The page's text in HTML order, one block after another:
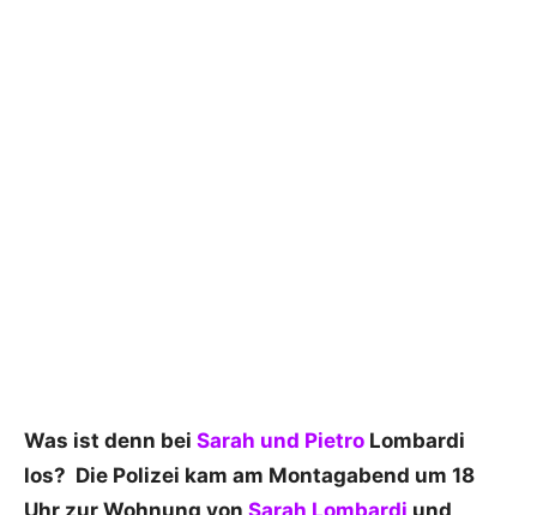
Was ist denn bei Sarah und Pietro Lombardi
los? Die Polizei kam am Montagabend um 18